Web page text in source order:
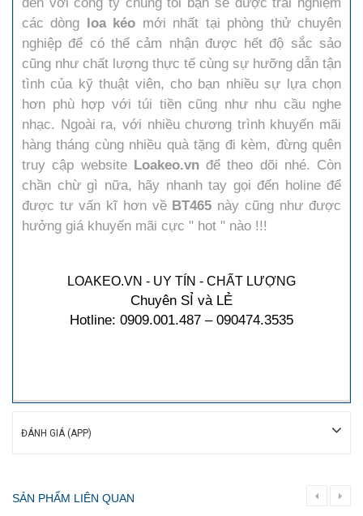
các dòng loa kéo mới nhất tại phòng thử chuyên
nghiệp để có thể cảm nhận được hết độ sắc sảo
cũng như chất lượng thực tế cùng sự hưỡng dẫn tận
tình của kỹ thuật viên, cho bạn nhiều sự lựa chọn
hơn phù hợp với túi tiền cũng như nhu cầu nghe
nhạc. Ngoài ra, với nhiều chương trình khuyến mãi
hàng tháng cùng nhiều quà tặng đi kèm, đừng quên
truy cập website Loakeo.vnđể theo dõi nhé. Còn
chần chừ gì nữa, hãy nhanh tay gọi đến holine để
được tư vấn kĩ hơn về BT465 này cũng như được
hưởng giá khuyến mãi cực " hot " nào !!!
LOAKEO.VN - UY TÍN - CHẤT LƯỢNG
Chuyên SỈ và LẺ
Hotline: 0909.001.487 – 090474.3535
ĐÁNH GIÁ (APP)
SẢN PHẨM LIÊN QUAN